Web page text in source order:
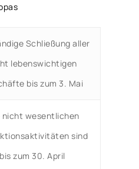
Schließung aller
lebenswichtigen
bis zum 3. Mai
nicht wesentlichen
sind
bis zum 30. April